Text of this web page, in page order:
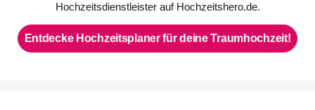
Hochzeitsdienstleister auf Hochzeitshero.de.
Entdecke Hochzeitsplaner für deine Traumhochzeit!